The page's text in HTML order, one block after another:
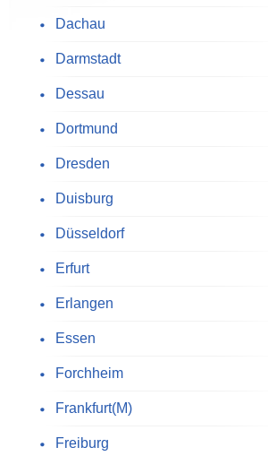
Dachau
Darmstadt
Dessau
Dortmund
Dresden
Duisburg
Düsseldorf
Erfurt
Erlangen
Essen
Forchheim
Frankfurt(M)
Freiburg